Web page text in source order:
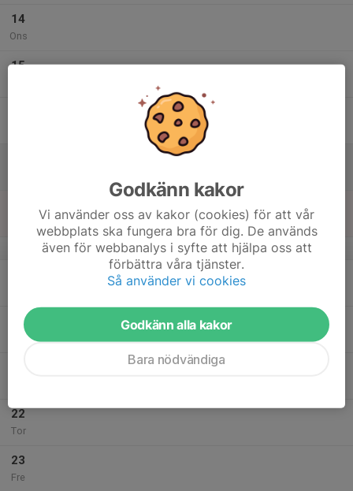
14
Ons
15
v.21
20
22
Tor
23
Fre
Godkänn kakor
Vi använder oss av kakor (cookies) för att vår
webbplats ska fungera bra för dig. De används
även för webbanalys i syfte att hjälpa oss att
förbättra våra tjänster.
Så använder vi cookies
Godkänn alla kakor
Bara nödvändiga